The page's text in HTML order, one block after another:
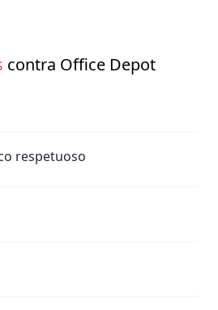
contra Office Depot
respetuoso